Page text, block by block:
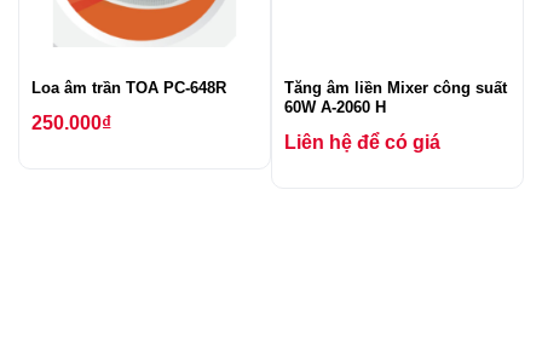
Loa âm trần TOA PC-648R
250.000₫
Tăng âm liền Mixer công suất
60W A-2060 H
Liên hệ để có giá